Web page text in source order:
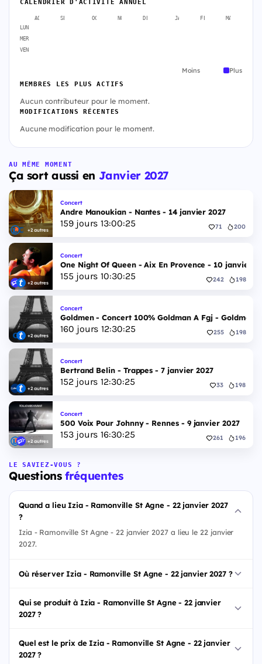
CALENDRIER D'ACTIVITÉ ANNUEL
AOÛT SEPT. OCT. NOV. DÉC. JANV. FÉVR. MARS
LUN
MER
VEN
Moins Plus
MEMBRES LES PLUS ACTIFS
Aucun contributeur pour le moment.
MODIFICATIONS RÉCENTES
Aucune modification pour le moment.
AU MÊME MOMENT
Ça sort aussi en Janvier 2027
+2 autres
Concert
Andre Manoukian - Nantes - 14 janvier 2027
159jours 13:00:24 71 200
+2 autres
Concert
One Night Of Queen - Aix En Provence - 10 janvier
155 jours 10:30:24 242 198
+2 autres
Concert
Goldmen - Concert 100% Goldman A Fgj - Goldmen
160 jours 12:30:24 255 198
+2 autres
Concert
Bertrand Belin - Trappes - 7 janvier 2027
152jours 12:30:24 33 198
+2 autres
Concert
500 Voix Pour Johnny - Rennes - 9 janvier 2027
153jours 16:30:24 261 196
LE SAVIEZ-VOUS ?
Questionsfréquentes
Quand a lieu Izia - Ramonville St Agne - 22 janvier 2027
?
Izia - Ramonville St Agne - 22 janvier 2027 a lieu le 22 janvier
2027.
Où réserver Izia - Ramonville St Agne - 22 janvier 2027 ?
Qui se produit à Izia - Ramonville St Agne - 22 janvier
2027 ?
Quel est le prix de Izia - Ramonville St Agne - 22 janvier
2027 ?